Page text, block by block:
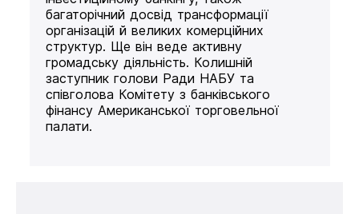
багаторічний досвід трансформації
організацій й великих комерційних
структур. Ще він веде активну
громадську діяльність. Колишній
заступник голови Ради НАБУ та
співголова Комітету з банківського
фінансу Американської торговельної
палати.